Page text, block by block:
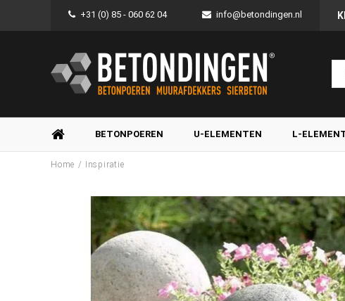
+31 (0) 85 - 060 62 04 info@betondingen.nl
BETONPOEREN U-ELEMENTEN L-
Home / Inspiratie